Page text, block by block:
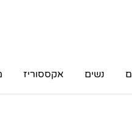
נשים אקססוריז